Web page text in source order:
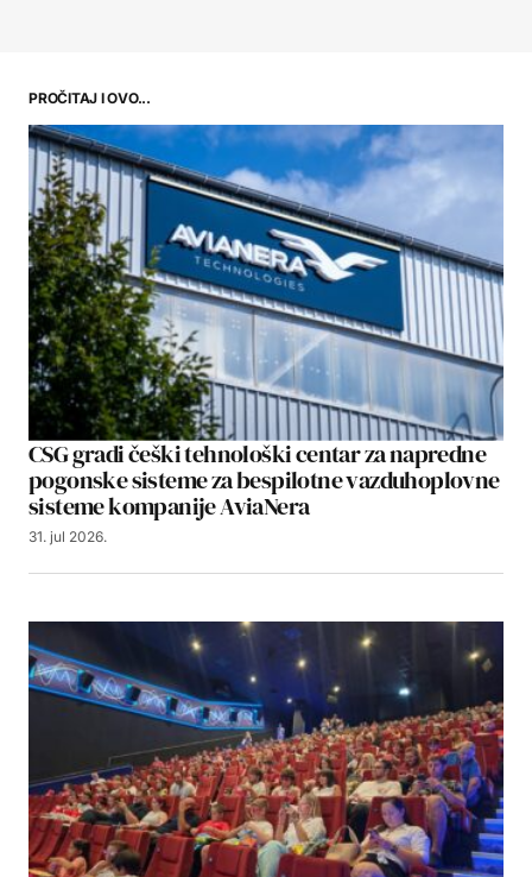
PROČITAJ I OVO...
CSG gradi češki tehnološki centar za napredne
pogonske sisteme za bespilotne vazduhoplovne
sisteme kompanije AviaNera
31. jul 2026.